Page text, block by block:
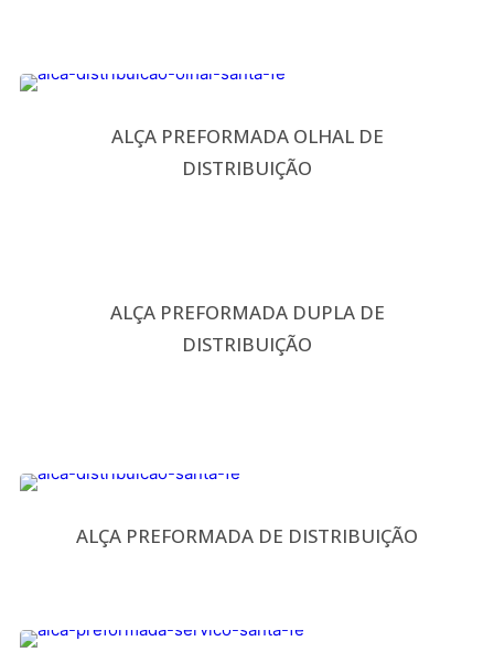
ALÇA PREFORMADA OLHAL DE
DISTRIBUIÇÃO
ALÇA PREFORMADA DUPLA DE
DISTRIBUIÇÃO
ALÇA PREFORMADA DE DISTRIBUIÇÃO